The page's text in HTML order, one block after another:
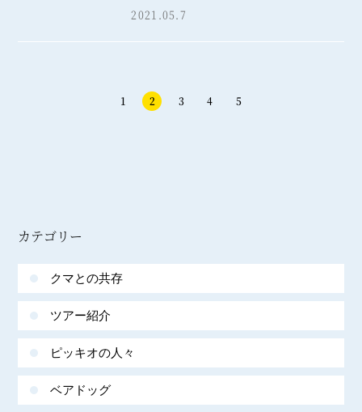
2021.05.7
1 2 3 4 5
カテゴリー
クマとの共存
ツアー紹介
ピッキオの人々
ベアドッグ